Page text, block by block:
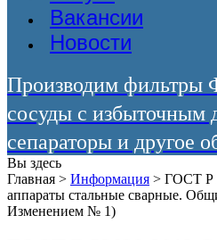
Вакансии
Новости
Производим
сосуды с избыточным
сепараторы и другое
Вы здесь
Главная > Информация > ГОСТ Р
аппараты стальные сварные.
Изменением № 1)